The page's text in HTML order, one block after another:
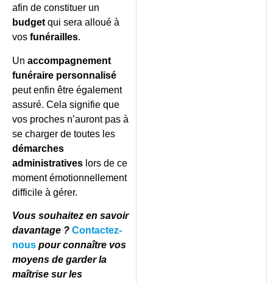
afin de constituer un
budget qui sera alloué à
vos funérailles.
Un accompagnement
funéraire personnalisé
peut enfin être également
assuré. Cela signifie que
vos proches n’auront pas à
se charger de toutes les
démarches
administratives lors de ce
moment émotionnellement
difficile à gérer.
Vous souhaitez en savoir
davantage ? Contactez-
nous pour connaître vos
moyens de garder la
maîtrise sur les